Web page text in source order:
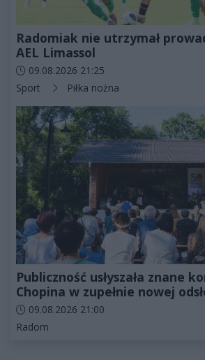
Radomiak nie utrzymał
AEL Limassol
Data dodania artykułu:
09.08.2026 21:25
Kategorie artykułu:
Sport Piłka nożna
Publiczność usłyszała znane
Chopina w zupełnie nowej
Data dodania artykułu:
09.08.2026 21:00
Kategorie artykułu:
Radom